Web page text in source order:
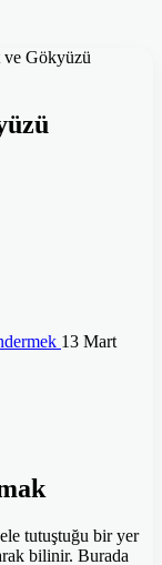
ve Gökyüzü
13 Mart
tutuştuğu bir yer
bilinir. Burada